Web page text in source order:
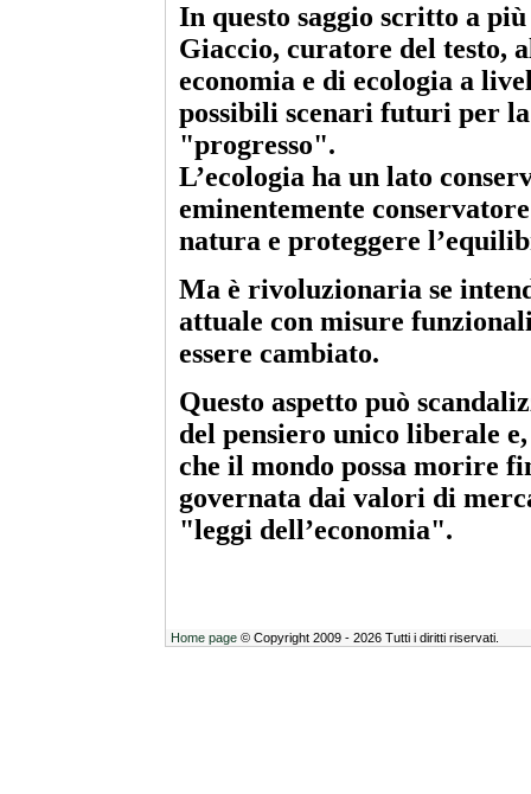
In questo saggio scritto a
Giaccio, curatore del testo,
economia e di ecologia a
possibili scenari futuri per
"progresso".
L’ecologia ha un lato
eminentemente
natura e proteggere
Ma è rivoluzionaria se
attuale con misure
essere cambiato.
Questo aspetto può
del pensiero unico liberale
che il mondo possa morire
governata dai valori di
"leggi dell’economia".
Home page © Copyright 2009 - 2026 Tutti i diritti riservati.